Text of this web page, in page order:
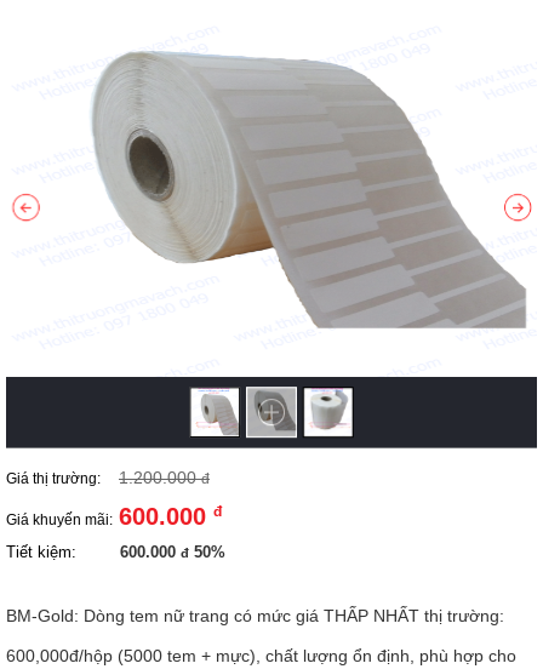
Giá thị trường: 1.200.000đ
Giá khuyến mãi: 600.000 đ
Tiết kiệm: 600.000 đ 50%
BM-Gold: Dòng tem nữ trang có mức giá THẤP NHẤT thị trường:
600,000đ/hộp (5000 tem + mực), chất lượng ổn định, phù hợp cho